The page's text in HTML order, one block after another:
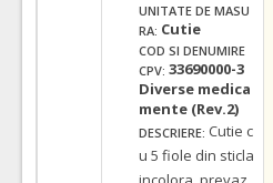
UNITATE DE MASU
RA: Cutie
COD SI DENUMIRE
CPV: 33690000-3
Diverse medica
mente (Rev.2)
DESCRIERE: Cutie c
u 5 fiole din sticla